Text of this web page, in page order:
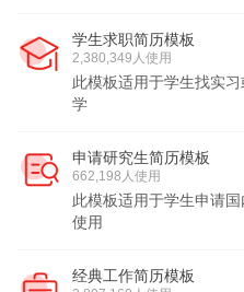
学生求职简历模板
2,380,349人使用
此模板适用于学生找实
学
申请研究生简历模板
662,198人使用
此模板适用于学生申请
使用
经典工作简历模板